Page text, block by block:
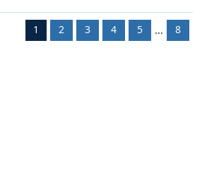
1 2 3 4 5 ... 8